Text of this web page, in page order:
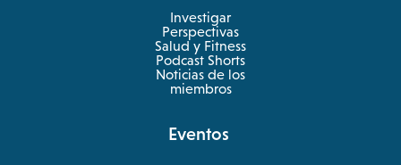
Investigar
Perspectivas
Salud y Fitness
opens
in
a
new
Podcast Shorts
Noticias de los
miembros
Eventos